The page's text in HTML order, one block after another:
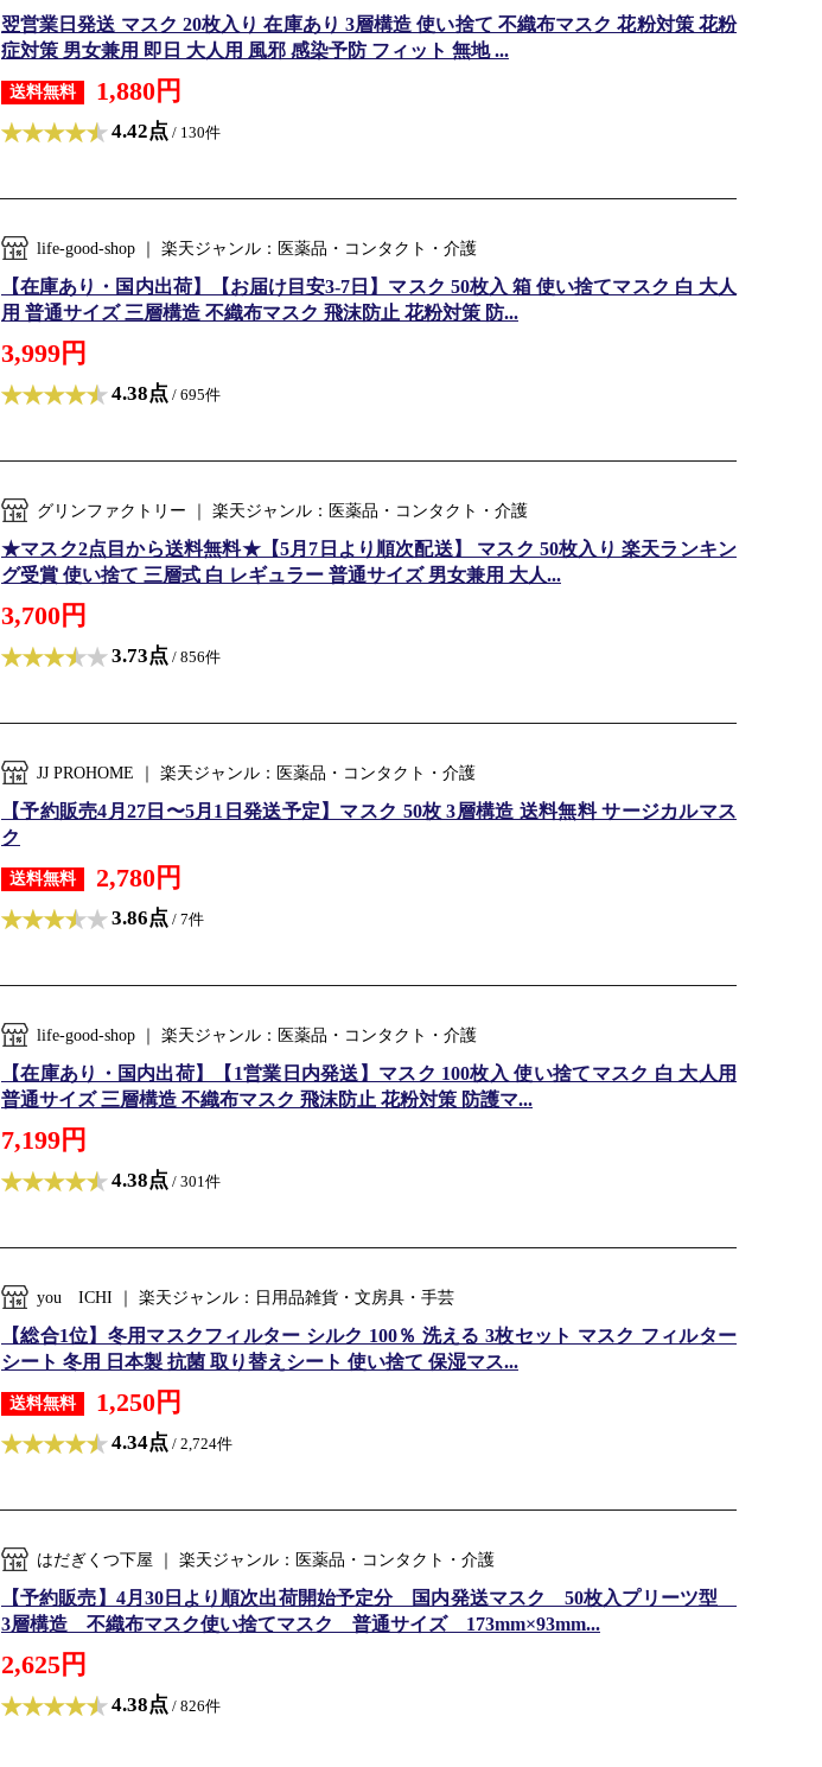
翌営業日発送 マスク 20枚入り 在庫あり 3層構造 使い捨て 不織布マスク 花粉対策 花粉
症対策 男女兼用 即日 大人用 風邪 感染予防 フィット 無地 ...
送料無料 1,880円
4.42点 / 130件
life-good-shop ｜ 楽天ジャンル：医薬品・コンタクト・介護
【在庫あり・国内出荷】【お届け目安3-7日】マスク 50枚入 箱 使い捨てマスク 白 大人
用 普通サイズ 三層構造 不織布マスク 飛沫防止 花粉対策 防...
3,999円
4.38点 / 695件
グリンファクトリー ｜ 楽天ジャンル：医薬品・コンタクト・介護
★マスク2点目から送料無料★【5月7日より順次配送】 マスク 50枚入り 楽天ランキン
グ受賞 使い捨て 三層式 白 レギュラー 普通サイズ 男女兼用 大人...
3,700円
3.73点 / 856件
JJ PROHOME ｜ 楽天ジャンル：医薬品・コンタクト・介護
【予約販売4月27日〜5月1日発送予定】マスク 50枚 3層構造 送料無料 サージカルマス
ク
送料無料 2,780円
3.86点 / 7件
life-good-shop ｜ 楽天ジャンル：医薬品・コンタクト・介護
【在庫あり・国内出荷】【1営業日内発送】マスク 100枚入 使い捨てマスク 白 大人用
普通サイズ 三層構造 不織布マスク 飛沫防止 花粉対策 防護マ...
7,199円
4.38点 / 301件
you ICHI ｜ 楽天ジャンル：日用品雑貨・文房具・手芸
【総合1位】冬用マスクフィルター シルク 100％ 洗える 3枚セット マスク フィルター
シート 冬用 日本製 抗菌 取り替えシート 使い捨て 保湿マス...
送料無料 1,250円
4.34点 / 2,724件
はだぎくつ下屋 ｜ 楽天ジャンル：医薬品・コンタクト・介護
【予約販売】4月30日より順次出荷開始予定分 国内発送マスク 50枚入プリーツ型
3層構造 不織布マスク使い捨てマスク 普通サイズ 173mm×93mm...
2,625円
4.38点 / 826件